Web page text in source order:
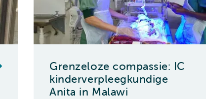
Grenzeloze compassie: IC
kinderverpleegkundige
Anita in Malawi